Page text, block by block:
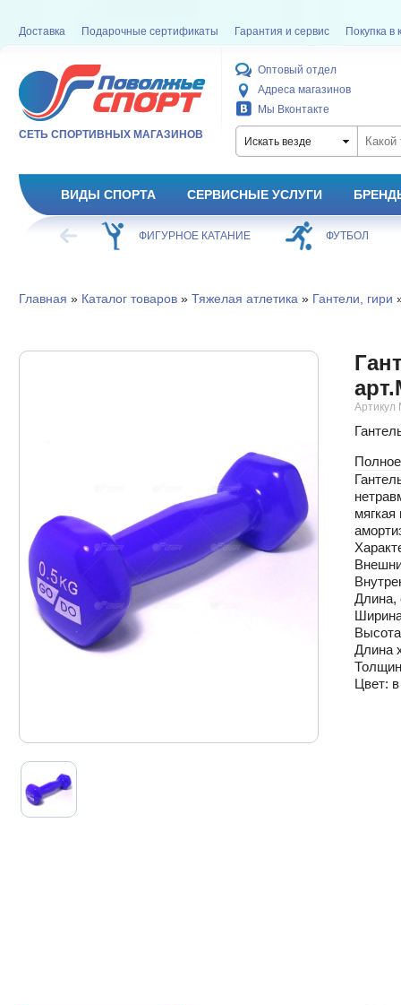
Доставка Подарочные сертификаты Гарантия и сервис Покупка в
СЕТЬ СПОРТИВНЫХ МАГАЗИНОВ
Оптовый отдел
Адреса магазинов
Мы Вконтакте
Искать везде
ВИДЫ СПОРТА СЕРВИСНЫЕ УСЛУГИ
ХОККЕЙ ФИГУРНОЕ КАТАНИЕ ФУТБОЛ
Главная » Каталог товаров» Тяжелая атлетика » Гантели, гири
Артикул
Длина,
Длина
Цвет: